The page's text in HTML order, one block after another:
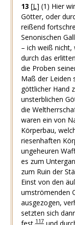
13 [L] (1) Hier
Götter, oder
reißend
Senonischen
– ich weiß nicht,
durch das
die Proben
Maß der Leiden
göttlicher Hand
unsterblichen
die
waren ein von
Körperbau,
riesenhaften
ungeheuren
es zum
zum Ruin der
Einst von den
umströmenden
ausgezogen,
setzten sich
fest,117und